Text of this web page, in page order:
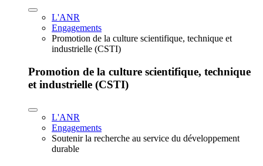
L'ANR
Engagements
Promotion de la culture scientifique, technique et
industrielle (CSTI)
Promotion de la culture scientifique, technique
et industrielle (CSTI)
L'ANR
Engagements
Soutenir la recherche au service du développement
durable